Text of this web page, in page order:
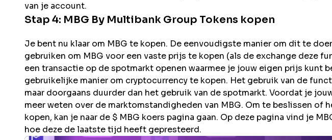
van je account.
Stap 4: MBG By Multibank Group Tokens kopen
Je bent nu klaar om MBG te kopen. De eenvoudigste manier om dit te
gebruiken om MBG voor een vaste prijs te kopen (als de exchange deze
een transactie op de spotmarkt openen waarmee je jouw eigen prijs kunt
gebruikelijke manier om cryptocurrency te kopen. Het gebruik van de
maar doorgaans duurder dan het gebruik van de spotmarkt. Voordat je
meer weten over de marktomstandigheden van MBG. Om te beslissen of
kopen, kan je naar de $ MBG koers pagina gaan. Op deze pagina vind je
hoe deze de laatste tijd heeft gepresteerd.